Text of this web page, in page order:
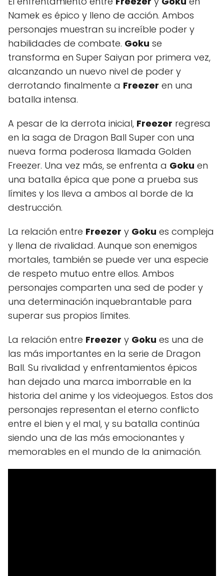
Namek es épico y lleno de acción. Ambos
personajes muestran su increíble poder y
habilidades de combate. Goku se
transforma en Super Saiyan por primera vez,
alcanzando un nuevo nivel de poder y
derrotando finalmente a Freezer en una
batalla intensa.
A pesar de la derrota inicial, Freezer regresa
en la saga de Dragon Ball Super con una
nueva forma poderosa llamada Golden
Freezer. Una vez más, se enfrenta a Goku en
una batalla épica que pone a prueba sus
límites y los lleva a ambos al borde de la
destrucción.
La relación entre Freezer y Goku es compleja
y llena de rivalidad. Aunque son enemigos
mortales, también se puede ver una especie
de respeto mutuo entre ellos. Ambos
personajes comparten una sed de poder y
una determinación inquebrantable para
superar sus propios límites.
La relación entre Freezer y Goku es una de
las más importantes en la serie de Dragon
Ball. Su rivalidad y enfrentamientos épicos
han dejado una marca imborrable en la
historia del anime y los videojuegos. Estos dos
personajes representan el eterno conflicto
entre el bien y el mal, y su batalla continúa
siendo una de las más emocionantes y
memorables en el mundo de la animación.